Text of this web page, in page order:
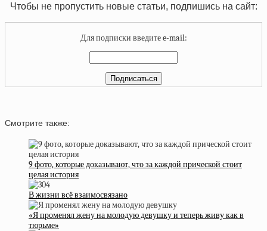
Чтобы не пропустить новые статьи, подпишись на сайт:
Для подписки введите e-mail:
Смотрите также:
9 фото, которые доказывают, что за каждой прической стоит
целая история
В жизни всё взаимосвязано
«Я променял жену на молодую девушку и теперь живу как в
тюрьме»